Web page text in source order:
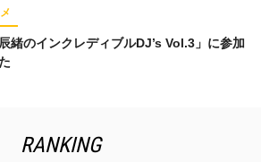
辰緒のインクレディブルDJ’s Vol.3」に参加
RANKING